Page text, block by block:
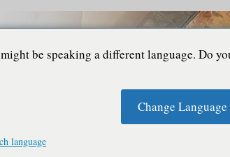
be speaking a different language. Do
Change Language
language